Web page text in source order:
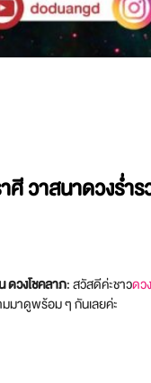
ศี วาสนาดวงร่ำ
ดวงโชคลาภ: สวัสดีค่ะชาวดว
มาดูพร้อม ๆ กันเลยค่ะ